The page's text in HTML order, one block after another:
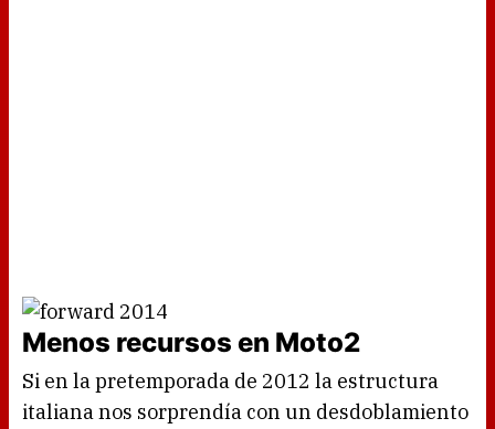
Menos recursos en Moto2
Si en la pretemporada de 2012 la estructura
italiana nos sorprendía con un desdoblamiento